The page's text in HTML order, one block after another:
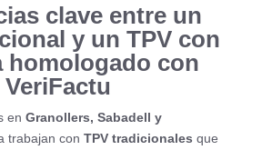
clave entre un
y un TPV con
homologado con
VeriFactu
en Granollers, Sabadell y
trabajan con TPV tradicionales que